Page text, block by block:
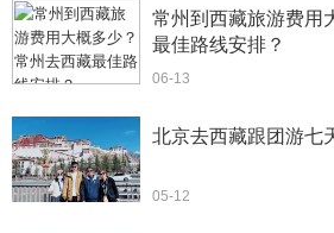
常州到西藏旅游费用
最佳路线安排？
06-13
北京去西藏跟团游七
05-12